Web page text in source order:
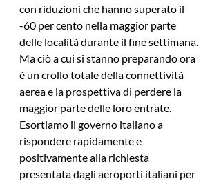
con riduzioni che hanno superato il
-60 per cento nella maggior parte
delle località durante il fine settimana.
Ma ciò a cui si stanno preparando ora
è un crollo totale della connettività
aerea e la prospettiva di perdere la
maggior parte delle loro entrate.
Esortiamo il governo italiano a
rispondere rapidamente e
positivamente alla richiesta
presentata dagli aeroporti italiani per